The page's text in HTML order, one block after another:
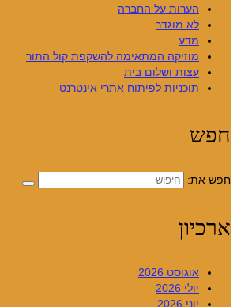
הערות על החברה
לא מוגדר
מדע
מוזיקה המתאימה להשקפת קול התור
עצות ושלום בית
תוכניות לפיתוח אתרי אינטרנט
חפש
חפש את:
ארכיון
אוגוסט 2026
יולי 2026
יוני 2026